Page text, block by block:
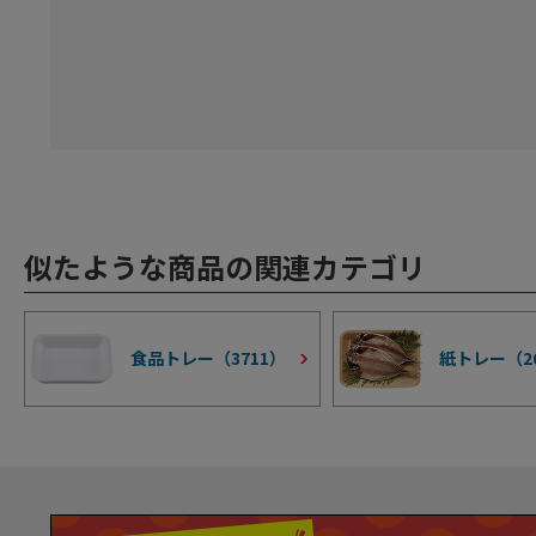
似たような商品の関連カテゴリ
食品トレー（3711） 紙トレー（